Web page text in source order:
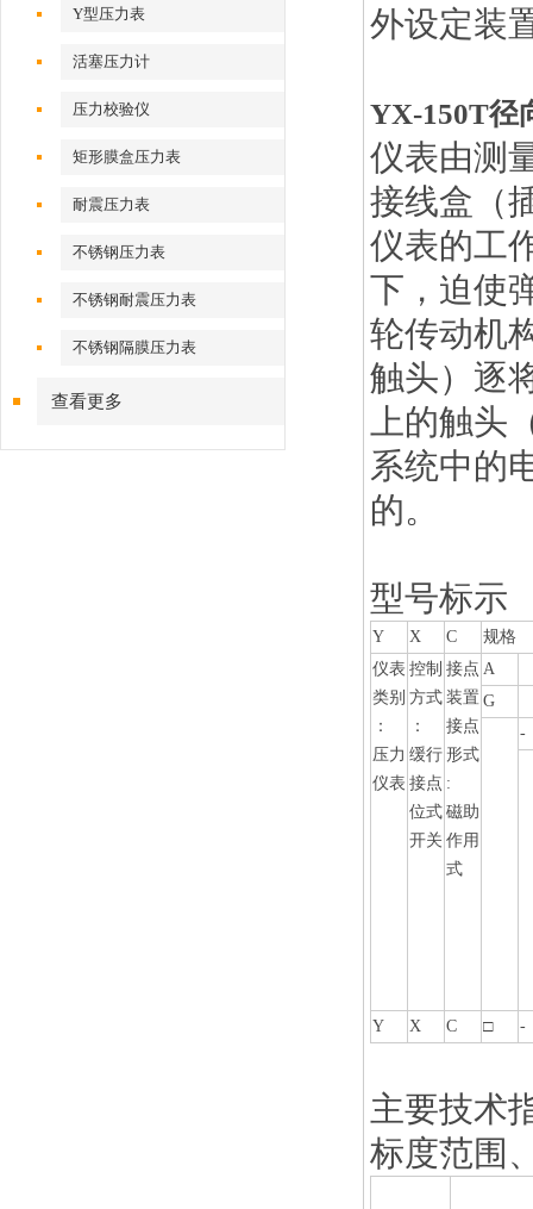
Y型压力表
活塞压力计
压力校验仪
矩形膜盒压力表
耐震压力表
不锈钢压力表
不锈钢耐震压力表
不锈钢隔膜压力表
查看更多
外设定装
YX-150T径
仪表由测
接线盒（
仪表的工
下，迫使
轮传动机
触头）逐
上的触
系统中的
的。
型号标示
Y X C
规格
仪表
类别
：
压力
仪表
控制
方式
：
缓行
接点
位式
开关
接点
装置
接点
形式
:
磁助
作用
式
A
G
-
Y X C □ -
主要技术
标度范围